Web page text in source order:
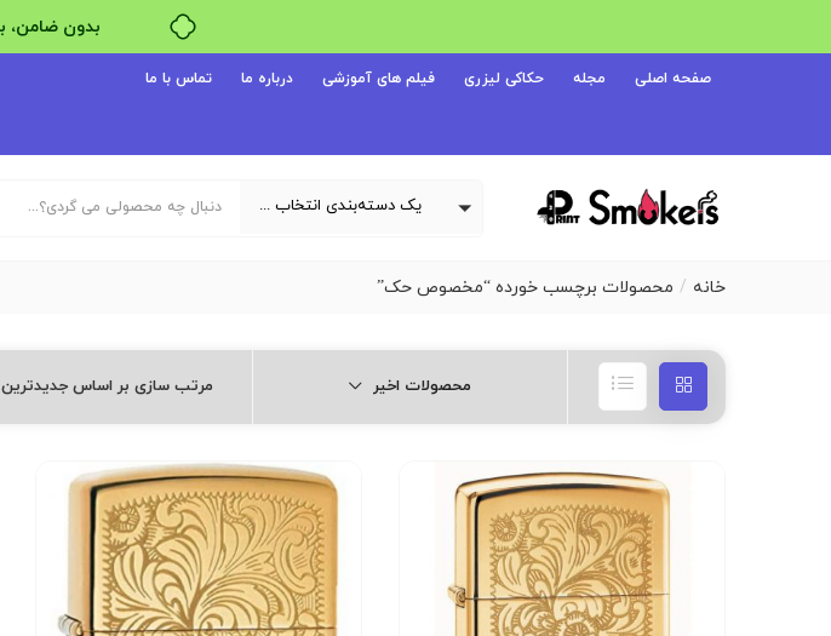
صفحه اصلی مجله حکاکی لیزری فیلم های آموزشی درباره ما تماس با ما
یک دسته‌بندی انتخاب کنید
خانه محصولات برچسب خورده “مخصوص حک”
محصولات اخیر مرتب سازی بر اساس جدیدترین